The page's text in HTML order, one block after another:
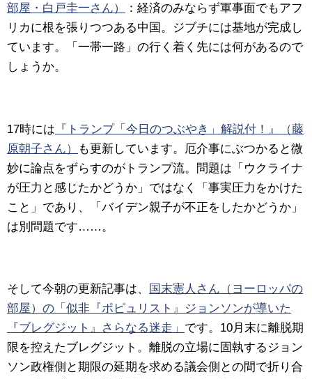
部屋・白戸圭一さん）
：経済のみならず軍事面でもアフ
リカに根を張りつつある中国。ジブチには基地が完成し
ています。「一帯一路」の行く着く先には何があるので
しょうか。
17時には 『トランプ「今日のつぶやき」解説付！』（藤
原朝子さん）
も更新しています。厄介事にぶつかると微
妙に論点をずらすのがトランプ流。問題は「ウクライナ
が圧力と感じたかどうか」ではなく「事実圧力をかけた
こと」であり、「バイデン親子が不正をしたかどうか」
は別問題です……。
そして今朝の更新記事は、
国末憲人さん（ヨーロッパの
部屋）の「似非『ポピュリスト』ジョンソンが導いた
『ブレグジット』さらなる迷走」 です。10月末に離脱期
限を控えたブレグジット。離脱の立場に固執するジョン
ソン政権側と期限の延期を求める議会側との間で折り合